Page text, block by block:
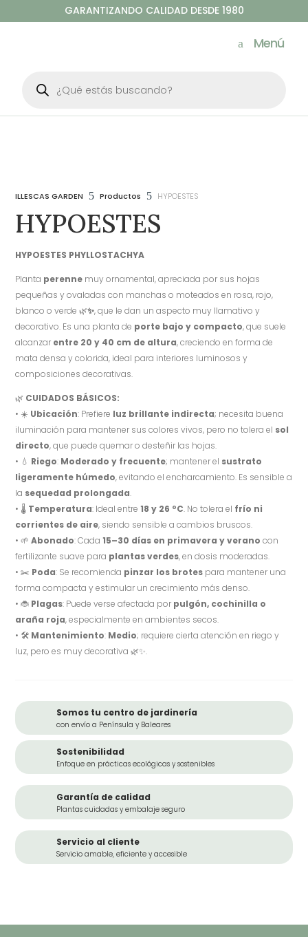
GARANTIZANDO CALIDAD DESDE 1980
Menú
productos
ILLESCAS GARDEN 5 Productos 5 HYPOESTES
HYPOESTES
HYPOESTES PHYLLOSTACHYA
Planta perenne muy ornamental, apreciada por sus hojas
pequeñas y ovaladas con manchas o moteados en rosa, rojo,
blanco o verde 🌿✨, que le dan un aspecto muy llamativo y
decorativo. Es una planta de porte bajo y compacto, que suele
alcanzar entre 20 y 40 cm de altura, creciendo en forma de
mata densa y colorida, ideal para interiores luminosos y
composiciones decorativas.
🌿 CUIDADOS BÁSICOS:
• ☀️ Ubicación: Prefiere luz brillante indirecta; necesita buena
iluminación para mantener sus colores vivos, pero no tolera el sol
directo, que puede quemar o desteñir las hojas.
• 💧 Riego: Moderado y frecuente; mantener el sustrato
ligeramente húmedo, evitando el encharcamiento. Es sensible a
la sequedad prolongada.
• 🌡️ Temperatura: Ideal entre18 y 26 ºC. No tolera el frío ni
corrientes de aire, siendo sensible a cambios bruscos.
• 🌱Abonado: Cada15–30 días en primavera y verano con
fertilizante suave para plantas verdes, en dosis moderadas.
• ✂️ Poda: Se recomienda pinzar los brotes para mantener una
forma compacta y estimular un crecimiento más denso.
• 🐞 Plagas: Puede verse afectada por pulgón, cochinilla o
araña roja, especialmente en ambientes secos.
• 🛠️ Mantenimiento: Medio; requiere cierta atención en riego y
luz, pero es muy decorativa 🌿✨.
Somos tu centro de jardinería
con envío a Península y Baleares
Sostenibilidad
Enfoque en prácticas ecológicas y sostenibles
Garantía de calidad
Plantas cuidadas y embalaje seguro
Servicio al cliente
Servicio amable, eficiente y accesible